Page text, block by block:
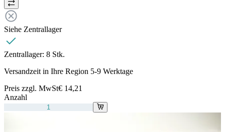
Siehe Zentrallager
Zentrallager: 8 Stk.
Versandzeit in Ihre Region 5-9 Werktage
Preis zzgl. MwSt€ 14,21
Anzahl